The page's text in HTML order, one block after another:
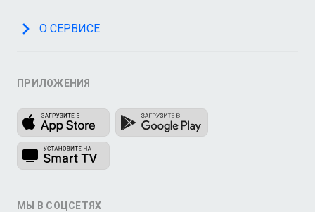
О СЕРВИСЕ
ПРИЛОЖЕНИЯ
МЫ В СОЦСЕТЯХ